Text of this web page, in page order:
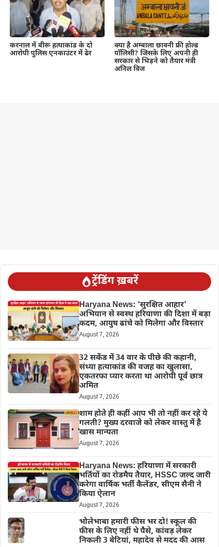
करनाल में बीरू हत्याकांड के दो
आरोपी पुलिस एनकाउंटर में ढेर
क्या है अम्बाला छावनी फ्री होल्ड
पॉलिसी? जिसके लिए अपनी ही
सरकार से भिड़ने को तैयार मंत्री
अनिल विज
ट्रेंडिंग ख़बरें
Haryana News: ‘सुरक्षित आहार’
अभियान से स्वस्थ हरियाणा की दिशा में बड़ा
कदम, आयुष ढांचे को मिलेगा और विस्तार
August 7, 2026
32 सकेंड में 34 वार के पीछे की कहानी,
संध्या हत्याकांड की वजह का खुलासा,
एकतरफा प्यार करता था आरोपी पूर्व छात्र
अमित
August 7, 2026
शाम होते ही कहीं आप भी तो नहीं कर रहे ये
गलती? मुख्य दरवाजे को लेकर वास्तु में है
खास मान्यता
August 7, 2026
Haryana News: हरियाणा में सरकारी
भर्तियों का रोडमैप तैयार, HSSC जल्द जारी
करेगा वार्षिक भर्ती कैलेंडर, सीएम सैनी ने
किया ऐलान
August 7, 2026
भोलेभाबा हमारी फीस भर दो! स्कूल की
फीस के लिए नहीं थे पैसे, कांवड़ लेकर
निकली 3 बेटियां, महादेव से मदद की आस